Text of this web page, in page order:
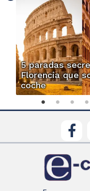
5 paradas
Florencia que
coche